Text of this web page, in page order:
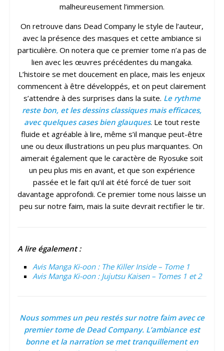
malheureusement l’immersion.
On retrouve dans Dead Company le style de l’auteur,
avec la présence des masques et cette ambiance si
particulière. On notera que ce premier tome n’a pas de
lien avec les œuvres précédentes du mangaka.
L’histoire se met doucement en place, mais les enjeux
commencent à être développés, et on peut clairement
s’attendre à des surprises dans la suite. Le rythme
reste bon, et les dessins classiques mais efficaces,
avec quelques cases bien glauques. Le tout reste
fluide et agréable à lire, même s’il manque peut-être
une ou deux illustrations un peu plus marquantes. On
aimerait également que le caractère de Ryosuke soit
un peu plus mis en avant, et que son expérience
passée et le fait qu’il ait été forcé de tuer soit
davantage approfondi. Ce premier tome nous laisse un
peu sur notre faim, mais la suite devrait rectifier le tir.
A lire également :
Avis Manga Ki-oon : The Killer Inside – Tome 1
Avis Manga Ki-oon : Jujutsu Kaisen – Tomes 1 et 2
Nous sommes un peu restés sur notre faim avec ce
premier tome de Dead Company. L’ambiance est
bonne et la narration se met tranquillement en